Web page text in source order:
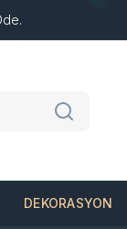
DEKORASYON